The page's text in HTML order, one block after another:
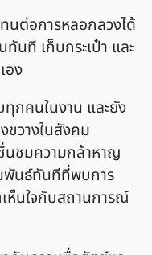
นต่อการหลอกลวงได้
ทันที เก็บกระเป๋า และ
อง
กคนในงาน และยัง
ขวางในสังคม
นชมความกล้าหาญ
พันธ์ทันทีที่พบการ
ห็นใจกับสถานการณ์